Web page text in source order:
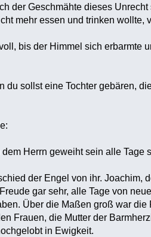
der Geschmähte dieses
mehr essen und trinken wollte,
bis der Himmel sich erbarmte
du sollst eine Tochter gebären,
Herrn geweiht sein alle Tage
der Engel von ihr. Joachim,
gar sehr, alle Tage von
Über die Maßen groß war
Frauen, die Mutter der
in Ewigkeit.